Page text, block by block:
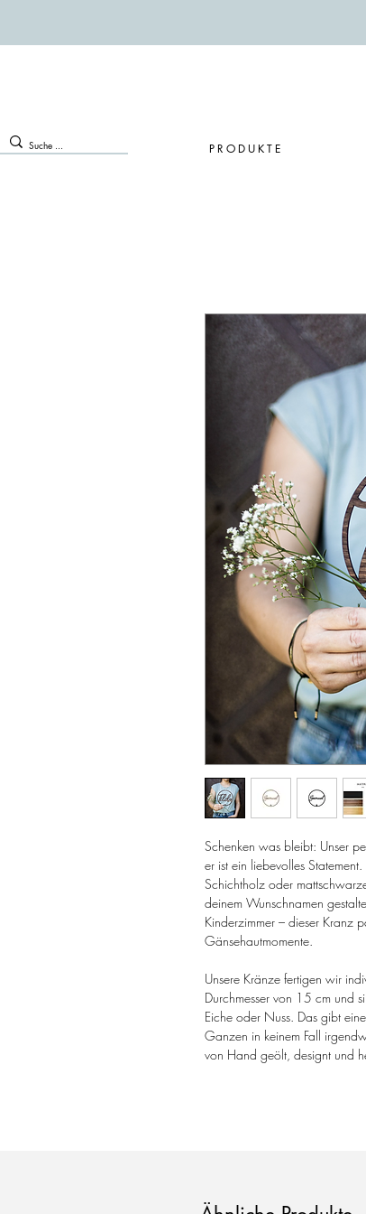
PRODUKTE
Schenken was bleibt: Unser
er ist ein liebevolles
Schichtholz oder
deinem Wunschnamen
Kinderzimmer – dieser Kranz
Gänsehautmomente.
Unsere Kränze fertigen wir
Durchmesser von 15 cm und
Eiche oder Nuss. Das gibt
Ganzen in keinem Fall
von Hand geölt, designt und